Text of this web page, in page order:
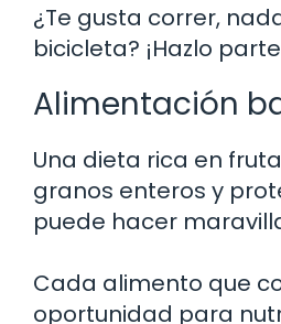
¿Te gusta correr,
bicicleta? ¡Hazlo
Alimentación
Una dieta rica en
granos enteros y
puede hacer
Cada alimento que
oportunidad para